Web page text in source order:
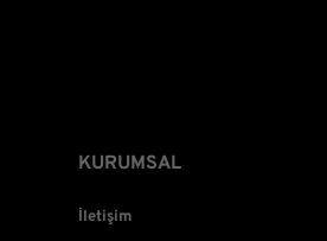
KURUMSAL
İletişim